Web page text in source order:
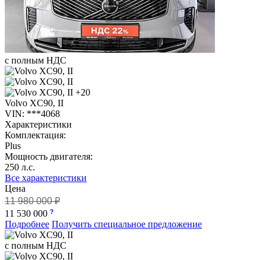
с полным НДС
+20
Volvo XC90, II
VIN: ***4068
Характеристики
Комплектация:
Plus
Мощность двигателя:
250 л.с.
Все характеристики
Цена
11 980 000 ₽
11 530 000
Подробнее Получить специальное предложение
с полным НДС